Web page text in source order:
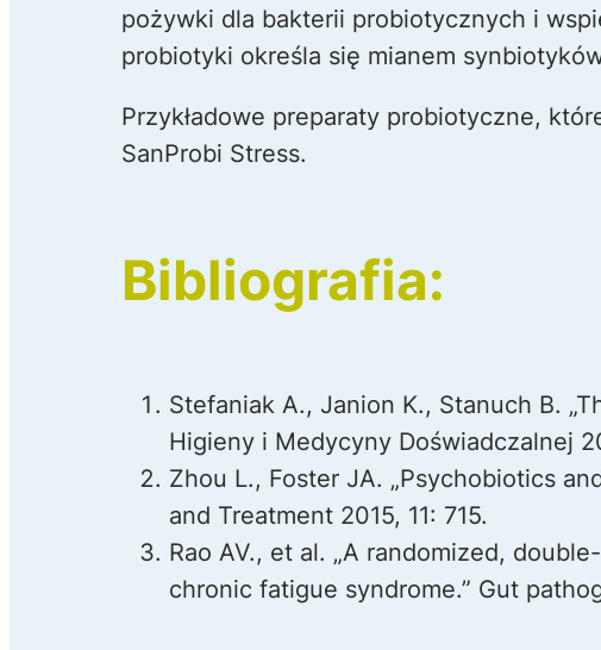
pożywki dla bakterii probiotycznych i
probiotyki określa się mianem
Przykładowe preparaty probiotyczne,
SanProbi Stress.
Bibliografia:
Stefaniak A., Janion K., Stanuch B.
Higieny i Medycyny Doświadczalnej
Zhou L., Foster JA. „Psychobiotics
and Treatment 2015, 11: 715.
Rao AV., et al. „A randomized,
chronic fatigue syndrome.” Gut